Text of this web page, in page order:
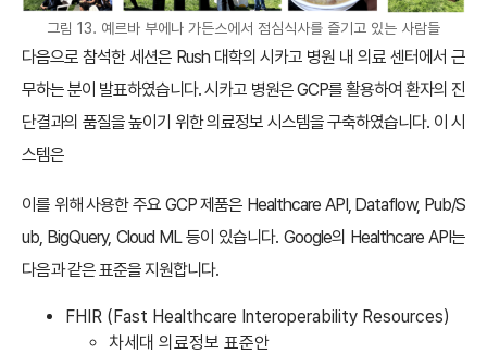
그림 13. 예르바 부에나 가든스에서 점심식사를 즐기고 있는 사람들
다음으로 참석한 세션은 Rush 대학의 시카고 병원 내 의료 센터에서 근
무하는 분이 발표하였습니다. 시카고 병원은 GCP를 활용하여 환자의 진
단결과의 품질을 높이기 위한 의료정보 시스템을 구축하였습니다. 이 시
스템은
이를 위해 사용한 주요 GCP 제품은 Healthcare API, Dataflow, Pub/S
ub, BigQuery, Cloud ML 등이 있습니다. Google의 Healthcare API는
다음과 같은 표준을 지원합니다.
FHIR (Fast Healthcare Interoperability Resources)
차세대 의료정보 표준안